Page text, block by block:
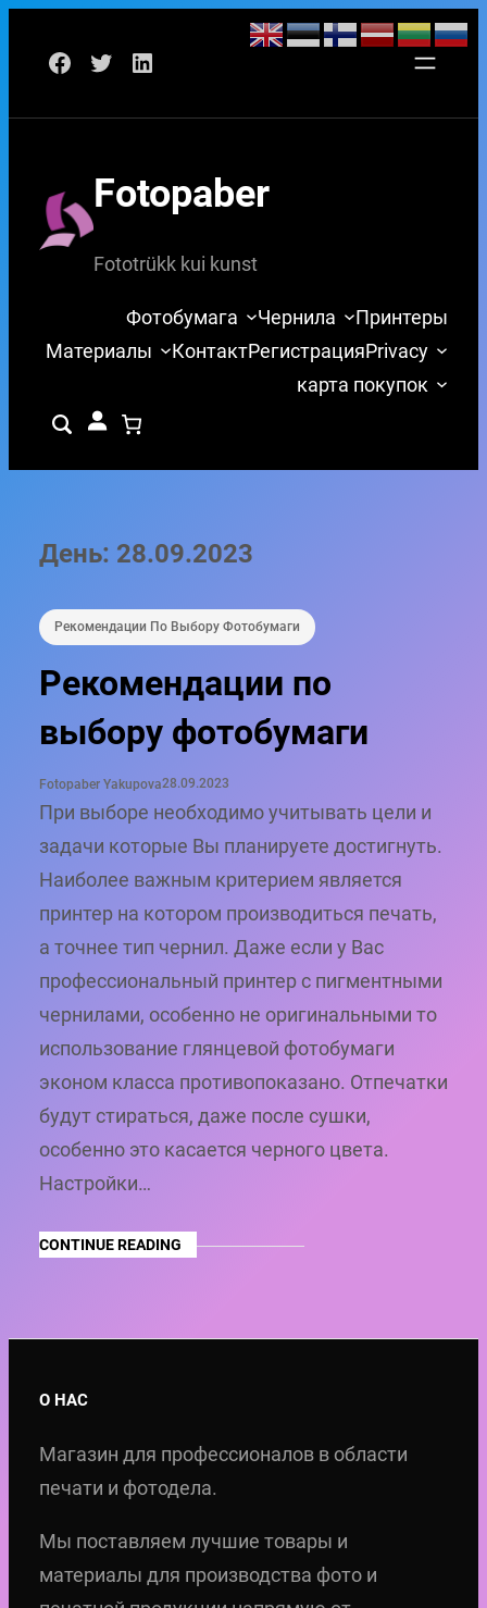
Facebook
TwitterLinkedIn
Fotopaber
Fototrükk kui kunst
Фотобумага Чернила
Принтеры
Материалы
КонтактРегистрацияPrivacy
карта покупок
День: 28.09.2023
Рекомендации По Выбору Фотобумаги
Рекомендации по
выбору фотобумаги
Fotopaber Yakupova28.09.2023
При выборе необходимо учитывать цели и
задачи которые Вы планируете достигнуть.
Наиболее важным критерием является
принтер на котором производиться печать,
а точнее тип чернил. Даже если у Вас
профессиональный принтер с пигментными
чернилами, особенно не оригинальными то
использование глянцевой фотобумаги
эконом класса противопоказано. Отпечатки
будут стираться, даже после сушки,
особенно это касается черного цвета.
Настройки…
CONTINUE READING
О НАС
Магазин для профессионалов в области
печати и фотодела.
Мы поставляем лучшие товары и
материалы для производства фото и